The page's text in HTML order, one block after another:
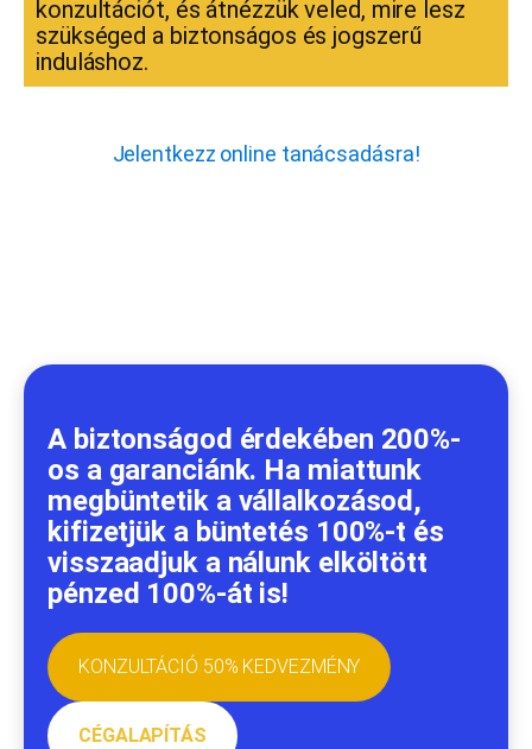
konzultációt, és átnézzük veled, mire lesz
szükséged a biztonságos és jogszerű
induláshoz.
Jelentkezz online tanácsadásra!
A biztonságod érdekében 200%-
os a garanciánk. Ha miattunk
megbüntetik a vállalkozásod,
kifizetjük a büntetés 100%-t és
visszaadjuk a nálunk elköltött
pénzed 100%-át is!
KONZULTÁCIÓ 50% KEDVEZMÉNY
CÉGALAPÍTÁS